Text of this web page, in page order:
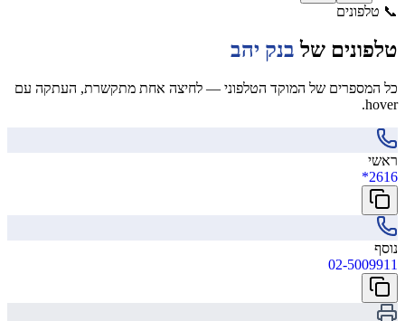
📞 טלפונים
טלפונים של בנק יהב
כל המספרים של המוקד הטלפוני — לחיצה אחת מתקשרת, העתקה עם
hover.
ראשי
*2616
נוסף
02-5009911